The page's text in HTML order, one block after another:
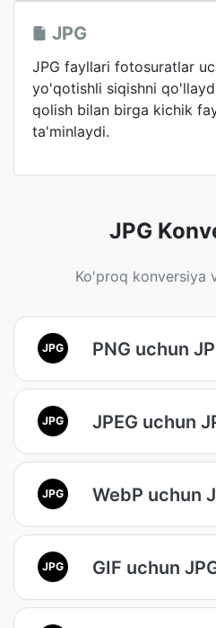
JPG
JPG fayllari fotosuratlar
yo'qotishli siqishni
qolish bilan birga kichik
ta'minlaydi.
JPG
Ko'proq konversiya
JPG PNG uchun
JPG JPEG uchun
JPG WebP uchun
JPG GIF uchun